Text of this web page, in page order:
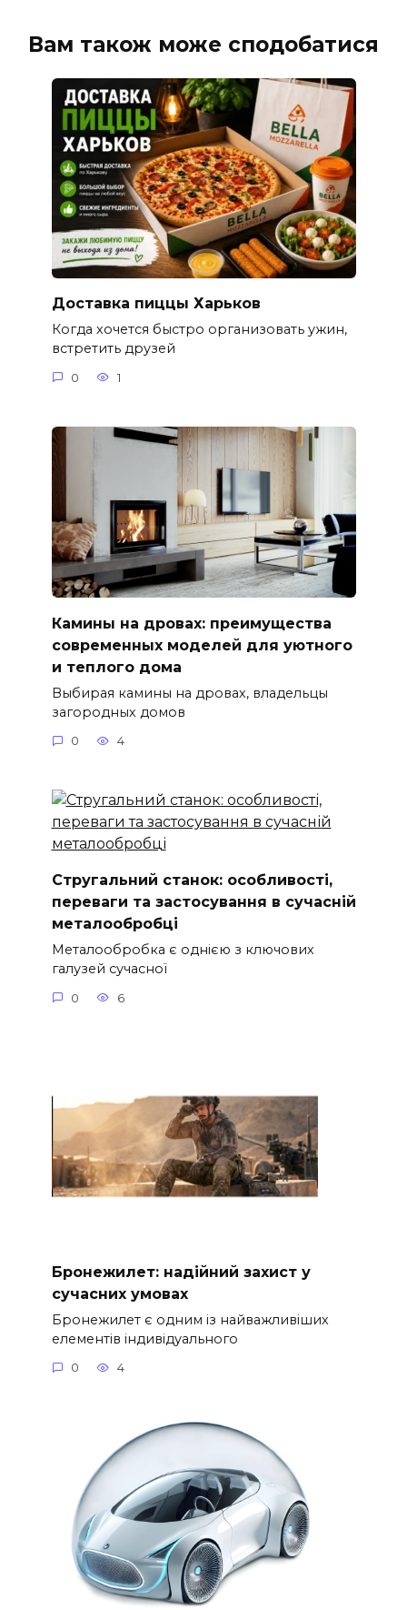
Вам також може сподобатися
Доставка пиццы Харьков
Когда хочется быстро организовать ужин,
встретить друзей
0 1
Камины на дровах: преимущества
современных моделей для уютного
и теплого дома
Выбирая камины на дровах, владельцы
загородных домов
0 4
Стругальний станок: особливості,
переваги та застосування в сучасній
металообробці
Металообробка є однією з ключових
галузей сучасної
0 6
Бронежилет: надійний захист у
сучасних умовах
Бронежилет є одним із найважливіших
елементів індивідуального
0 4